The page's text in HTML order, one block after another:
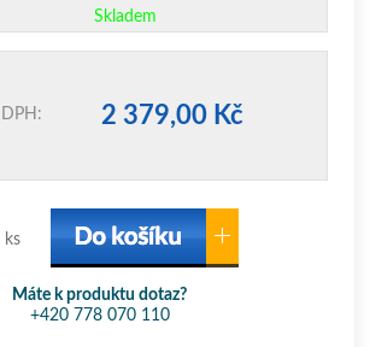
Skladem
2 379,00 Kč
ks
Máte k produktu dotaz?
+420 778 070 110